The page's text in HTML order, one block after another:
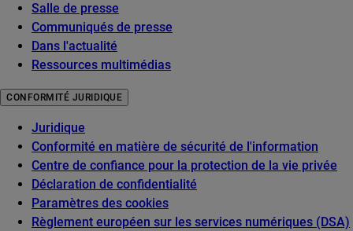
Salle de presse
Communiqués de presse
Dans l'actualité
Ressources multimédias
CONFORMITÉ JURIDIQUE
Juridique
Conformité en matière de sécurité de l'information
Centre de confiance pour la protection de la vie privée
Déclaration de confidentialité
Paramètres des cookies
Règlement européen sur les services numériques (DSA)